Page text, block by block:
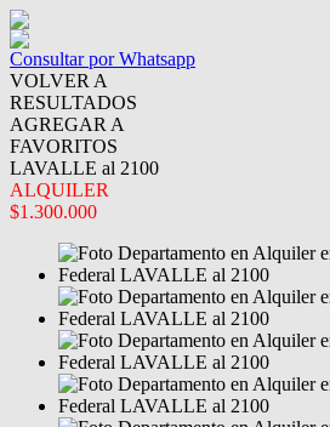
Consultar por Whatsapp
VOLVER A
RESULTADOS
AGREGAR A
FAVORITOS
LAVALLE al 2100
ALQUILER
$1.300.000